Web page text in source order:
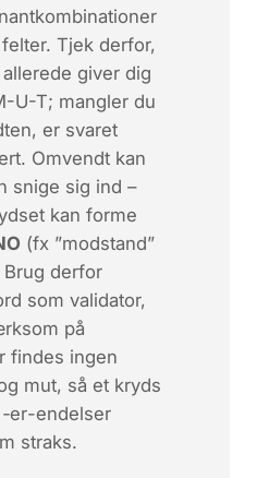
Tjek derfor,
giver dig
U-T; mangler du
er svaret
Omvendt kan
snige sig ind –
kan forme
(fx ”modstand”
Brug derfor
som validator,
på
findes ingen
mut, så et kryds
er-endelser
straks.